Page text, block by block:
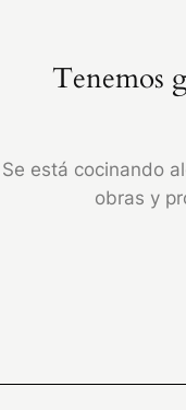
Tenemos
Se está cocinando
obras y